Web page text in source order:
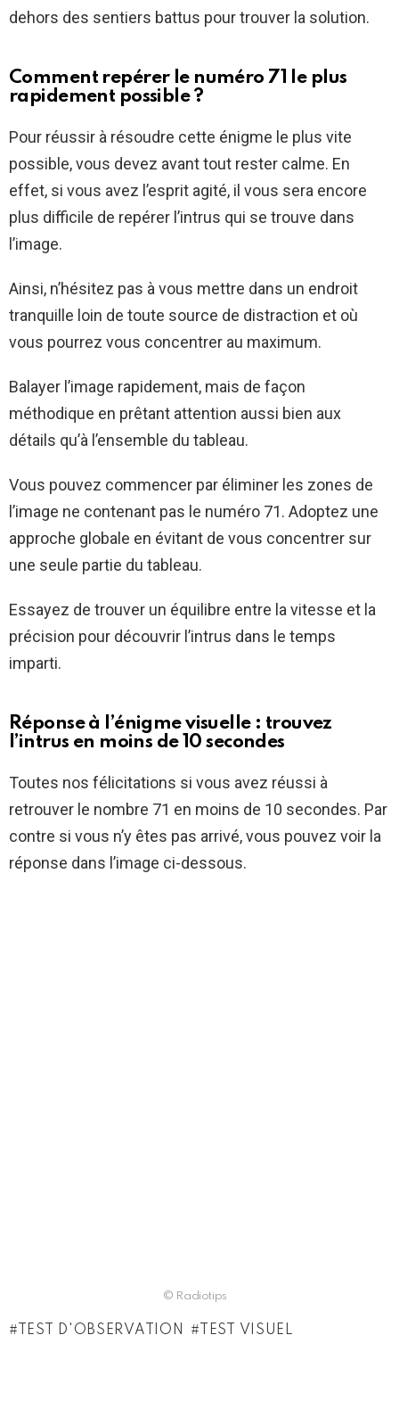
dehors des sentiers battus pour trouver la solution.
Comment repérer le numéro 71 le plus
rapidement possible ?
Pour réussir à résoudre cette énigme le plus vite
possible, vous devez avant tout rester calme. En
effet, si vous avez l’esprit agité, il vous sera encore
plus difficile de repérer l’intrus qui se trouve dans
l’image.
Ainsi, n’hésitez pas à vous mettre dans un endroit
tranquille loin de toute source de distraction et où
vous pourrez vous concentrer au maximum.
Balayer l’image rapidement, mais de façon
méthodique en prêtant attention aussi bien aux
détails qu’à l’ensemble du tableau.
Vous pouvez commencer par éliminer les zones de
l’image ne contenant pas le numéro 71. Adoptez une
approche globale en évitant de vous concentrer sur
une seule partie du tableau.
Essayez de trouver un équilibre entre la vitesse et la
précision pour découvrir l’intrus dans le temps
imparti.
Réponse à l’énigme visuelle : trouvez
l’intrus en moins de 10 secondes
Toutes nos félicitations si vous avez réussi à
retrouver le nombre 71 en moins de 10 secondes. Par
contre si vous n’y êtes pas arrivé, vous pouvez voir la
réponse dans l’image ci-dessous.
© Radiotips
TEST D'OBSERVATION TEST VISUEL